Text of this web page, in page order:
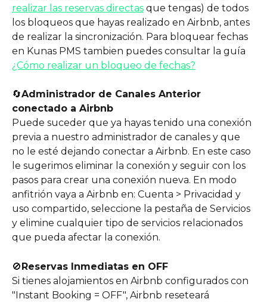
realizar las reservas directas que tengas) de todos
los bloqueos que hayas realizado en Airbnb, antes
de realizar la sincronización. Para bloquear fechas
en Kunas PMS tambien puedes consultar la guía
¿Cómo realizar un bloqueo de fechas?
🔄Administrador de Canales Anterior
conectado a Airbnb
Puede suceder que ya hayas tenido una conexión
previa a nuestro administrador de canales y que
no le esté dejando conectar a Airbnb. En este caso
le sugerimos eliminar la conexión y seguir con los
pasos para crear una conexión nueva. En modo
anfitrión vaya a Airbnb en: Cuenta > Privacidad y
uso compartido, seleccione la pestaña de Servicios
y elimine cualquier tipo de servicios relacionados
que pueda afectar la conexión.
🚫Reservas Inmediatas en OFF
Si tienes alojamientos en Airbnb configurados con
"Instant Booking = OFF", Airbnb reseteará